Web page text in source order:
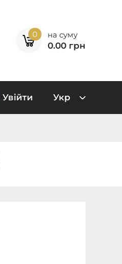
0 на суму
0.00 грн
Увійти Укр